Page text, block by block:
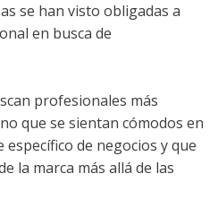
se han visto obligadas a
en busca de
profesionales más
que se sientan cómodos en
de negocios y que
la marca más allá de las